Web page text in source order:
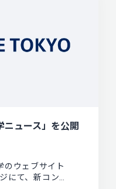
ュース」を公開
のウェブサイト
にて、新コン…